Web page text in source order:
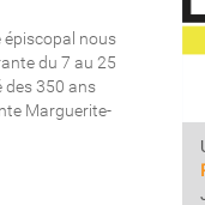
épiscopal nous
du 7 au 25
des 350 ans
Marguerite-